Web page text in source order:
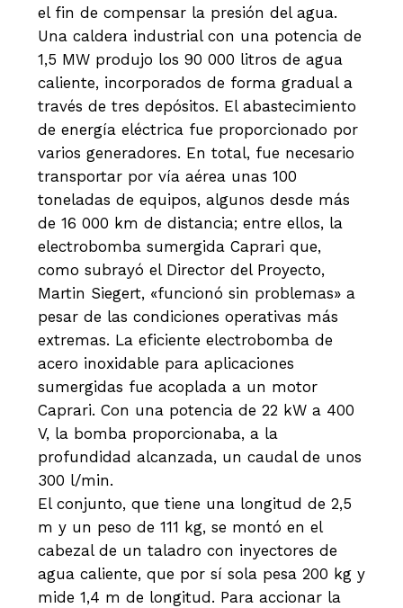
el fin de compensar la presión del agua.
Una caldera industrial con una potencia de
1,5 MW produjo los 90 000 litros de agua
caliente, incorporados de forma gradual a
través de tres depósitos. El abastecimiento
de energía eléctrica fue proporcionado por
varios generadores. En total, fue necesario
transportar por vía aérea unas 100
toneladas de equipos, algunos desde más
de 16 000 km de distancia; entre ellos, la
electrobomba sumergida Caprari que,
como subrayó el Director del Proyecto,
Martin Siegert, «funcionó sin problemas» a
pesar de las condiciones operativas más
extremas. La eficiente electrobomba de
acero inoxidable para aplicaciones
sumergidas fue acoplada a un motor
Caprari. Con una potencia de 22 kW a 400
V, la bomba proporcionaba, a la
profundidad alcanzada, un caudal de unos
300 l/min.
El conjunto, que tiene una longitud de 2,5
m y un peso de 111 kg, se montó en el
cabezal de un taladro con inyectores de
agua caliente, que por sí sola pesa 200 kg y
mide 1,4 m de longitud. Para accionar la